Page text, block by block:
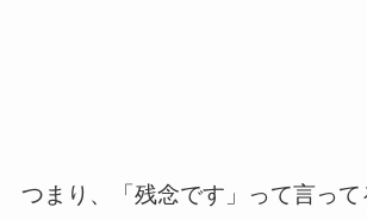
つまり、「残念です」って言って